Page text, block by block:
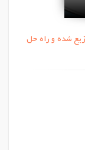
شده و راه حل